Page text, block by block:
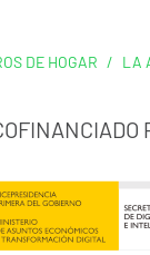
DE HOGAR / LA